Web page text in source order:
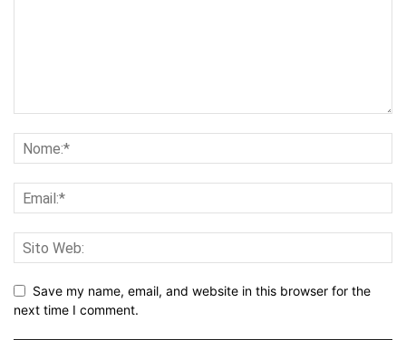
Save my name, email, and website in this browser for the
next time I comment.